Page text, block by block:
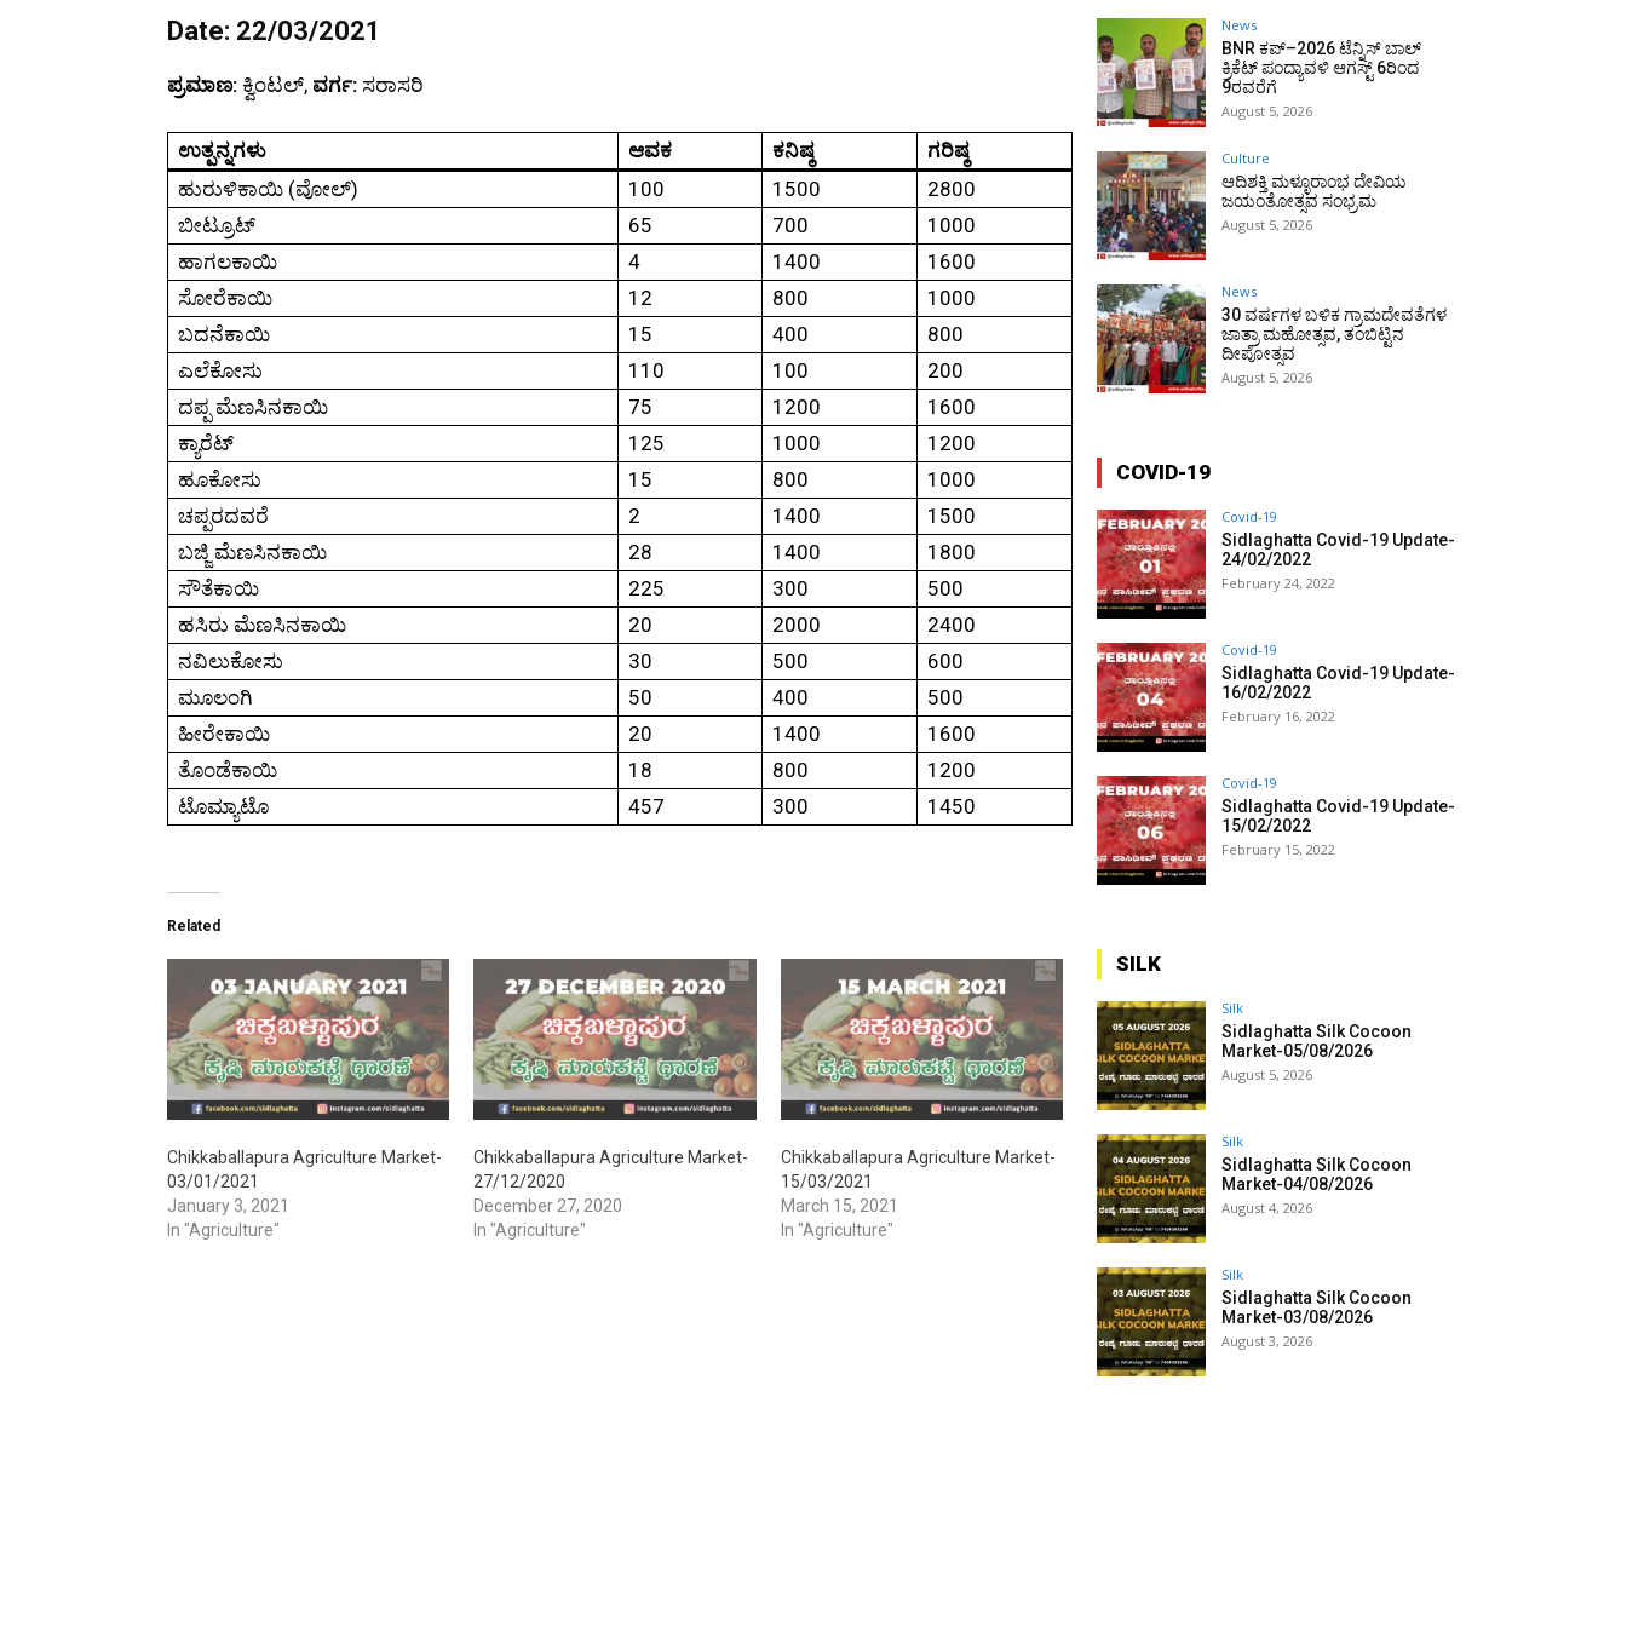
Date: 22/03/2021
ಪ್ರಮಾಣ: ಕ್ವಿಂಟಲ್, ವರ್ಗ: ಸರಾಸರಿ
ಉತ್ಪನ್ನಗಳು ಆವಕ ಕನಿಷ್ಠ
ಗರಿಷ್ಠ
ಹುರುಳಿಕಾಯಿ (ವೋಲ್)
100 1500
2800
ಬೀಟ್ರೂಟ್
65 700
1000
ಹಾಗಲಕಾಯಿ
4 1400
1600
ಸೋರೆಕಾಯಿ
12 800
1000
ಬದನೆಕಾಯಿ
15 400
800
ಎಲೆಕೋಸು
110 100
200
ದಪ್ಪ ಮೆಣಸಿನಕಾಯಿ
75 1200
1600
ಕ್ಯಾರೆಟ್
125 1000
1200
ಹೂಕೋಸು
15 800
1000
ಚಪ್ಪರದವರೆ
2 1400
1500
ಬಜ್ಜಿ ಮೆಣಸಿನಕಾಯಿ
28 1400
1800
ಸೌತೆಕಾಯಿ
225 300
500
ಹಸಿರು ಮೆಣಸಿನಕಾಯಿ
20 2000
2400
ನವಿಲುಕೋಸು
30 500
600
ಮೂಲಂಗಿ
50 400
500
ಹೀರೇಕಾಯಿ
20 1400
1600
ತೊಂಡೆಕಾಯಿ
18 800
1200
ಟೊಮ್ಯಾಟೊ
457 300 1450
Related
Chikkaballapura Agriculture Market-
03/01/2021
January 3, 2021
In "Agriculture"
Chikkaballapura Agriculture Market-
27/12/2020
December 27, 2020
In "Agriculture"
Chikkaballapura Agriculture Market-
15/03/2021
March 15, 2021
In "Agriculture"
News
BNR ಕಪ್–2026 ಟೆನ್ನಿಸ್ ಬಾಲ್
ಕ್ರಿಕೆಟ್ ಪಂದ್ಯಾವಳಿ ಆಗಸ್ಟ್ 6ರಿಂದ
9ರವರೆಗೆ
August 5, 2026
Culture
ಆದಿಶಕ್ತಿ ಮಳ್ಳೂರಾಂಭ ದೇವಿಯ
ಜಯಂತೋತ್ಸವ ಸಂಭ್ರಮ
August 5, 2026
News
30 ವರ್ಷಗಳ ಬಳಿಕ ಗ್ರಾಮದೇವತೆಗಳ
ಜಾತ್ರಾ ಮಹೋತ್ಸವ, ತಂಬಿಟ್ಟಿನ
ದೀಪೋತ್ಸವ
August 5, 2026
COVID-19
Covid-19
Sidlaghatta Covid-19 Update-
24/02/2022
February 24, 2022
Covid-19
Sidlaghatta Covid-19 Update-
16/02/2022
February 16, 2022
Covid-19
Sidlaghatta Covid-19 Update-
15/02/2022
February 15, 2022
SILK
Silk
Sidlaghatta Silk Cocoon
Market-05/08/2026
August 5, 2026
Silk
Sidlaghatta Silk Cocoon
Market-04/08/2026
August 4, 2026
Silk
Sidlaghatta Silk Cocoon
Market-03/08/2026
August 3, 2026